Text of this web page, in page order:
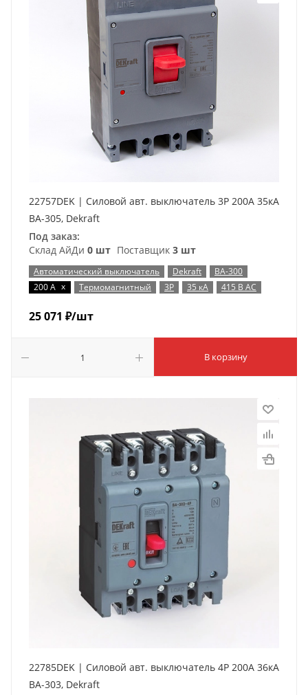
22757DEK | Силовой авт. выключатель 3P 200А 35кА
ВА-305, Dekraft
Под заказ:
Склад АйДи 0 шт Поставщик 3 шт
Автоматический выключатель Dekraft
ВА-300
200 А x Термомагнитный 3P 35 кА 415 В AC
25 071 ₽/шт
В корзину
22785DEK | Силовой авт. выключатель 4P 200А 36кА
ВА-303, Dekraft